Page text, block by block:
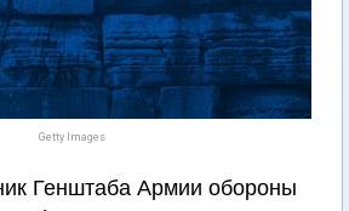
Getty Images
Генштаба Армии обороны